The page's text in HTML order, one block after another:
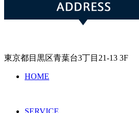
東京都目黒区青葉台3丁目21-13 3F
HOME
SERVICE